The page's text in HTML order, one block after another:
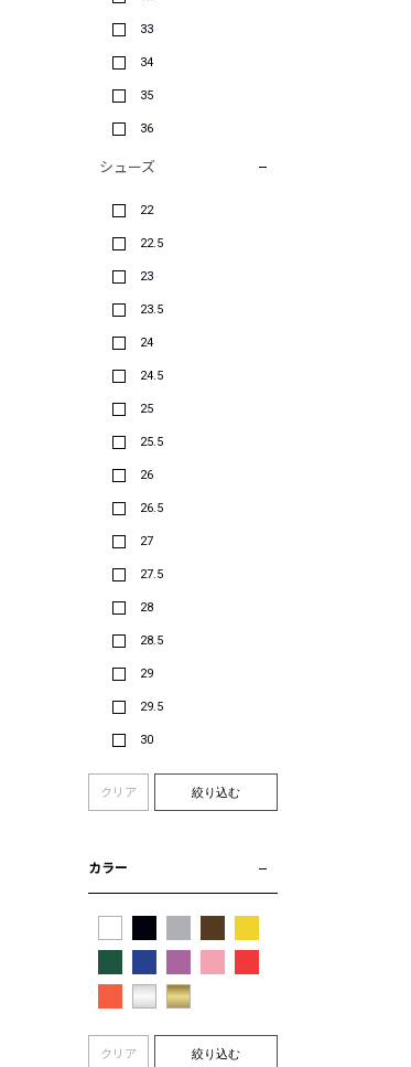
33
34
35
36
シューズ
22
22.5
23
23.5
24
24.5
25
25.5
26
26.5
27
27.5
28
28.5
29
29.5
30
クリア 絞り込む
カラー
クリア 絞り込む